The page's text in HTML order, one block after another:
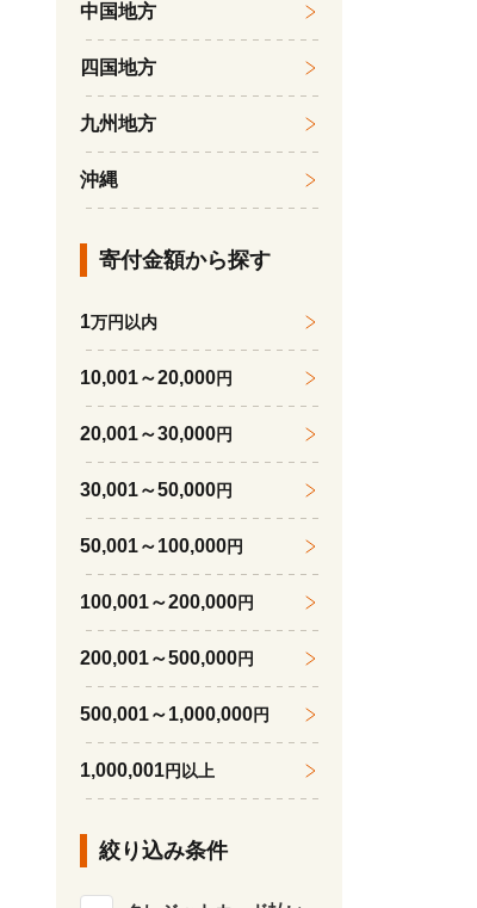
中国地方
四国地方
九州地方
沖縄
寄付金額から探す
1万円以内
10,001～20,000円
20,001～30,000円
30,001～50,000円
50,001～100,000円
100,001～200,000円
200,001～500,000円
500,001～1,000,000円
1,000,001円以上
絞り込み条件